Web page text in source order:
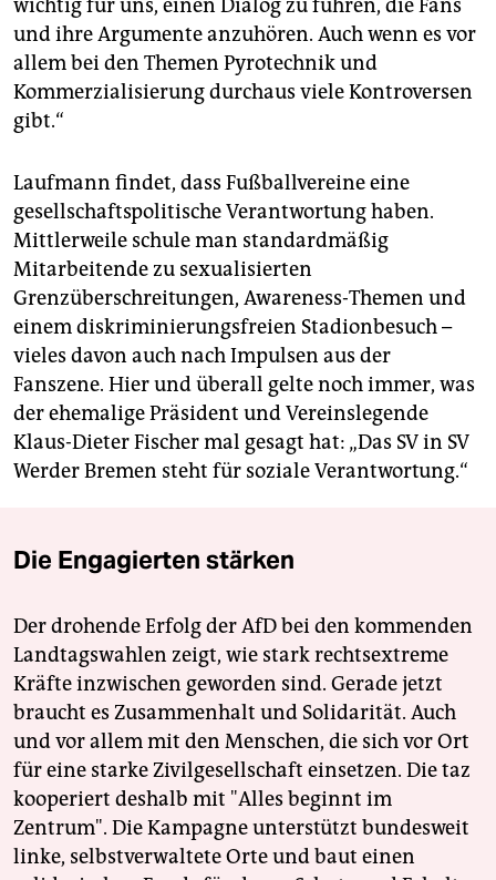
wichtig für uns, einen Dialog zu führen, die Fans
und ihre Argumente anzuhören. Auch wenn es vor
allem bei den Themen Pyrotechnik und
Kommerzialisierung durchaus viele Kontroversen
gibt.“
Laufmann findet, dass Fußballvereine eine
gesellschaftspolitische Verantwortung haben.
Mittlerweile schule man standardmäßig
Mitarbeitende zu sexualisierten
Grenzüberschreitungen, Awareness-Themen und
einem diskriminierungsfreien Stadionbesuch –
vieles davon auch nach Impulsen aus der
Fanszene. Hier und überall gelte noch immer, was
der ehemalige Präsident und Vereinslegende
Klaus-Dieter Fischer mal gesagt hat: „Das SV in SV
Werder Bremen steht für soziale Verantwortung.“
Die Engagierten stärken
Der drohende Erfolg der AfD bei den kommenden
Landtagswahlen zeigt, wie stark rechtsextreme
Kräfte inzwischen geworden sind. Gerade jetzt
braucht es Zusammenhalt und Solidarität. Auch
und vor allem mit den Menschen, die sich vor Ort
für eine starke Zivilgesellschaft einsetzen. Die taz
kooperiert deshalb mit "Alles beginnt im
Zentrum". Die Kampagne unterstützt bundesweit
linke, selbstverwaltete Orte und baut einen